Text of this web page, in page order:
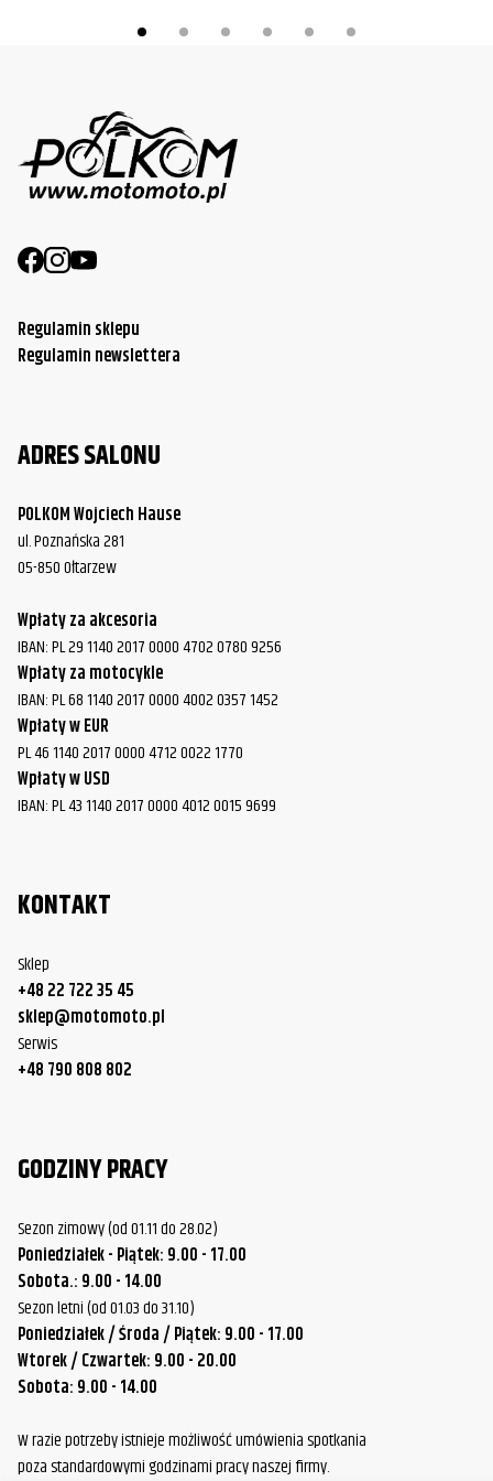
Regulamin sklepu
Regulamin newslettera
ADRES SALONU
POLKOM Wojciech Hause
ul. Poznańska 281
05-850 Ołtarzew
Wpłaty za akcesoria
IBAN: PL 29 1140 2017 0000 4702 0780 9256
Wpłaty za motocykle
IBAN: PL 68 1140 2017 0000 4002 0357 1452
Wpłaty w EUR
PL 46 1140 2017 0000 4712 0022 1770
Wpłaty w USD
IBAN: PL 43 1140 2017 0000 4012 0015 9699
KONTAKT
Sklep
+48 22 722 35 45
sklep@motomoto.pl
Serwis
+48 790 808 802
GODZINY PRACY
Sezon zimowy (od 01.11 do 28.02)
Poniedziałek - Piątek: 9.00 - 17.00
Sobota.: 9.00 - 14.00
Sezon letni (od 01.03 do 31.10)
Poniedziałek / Środa / Piątek: 9.00 - 17.00
Wtorek / Czwartek: 9.00 - 20.00
Sobota: 9.00 - 14.00
W razie potrzeby istnieje możliwość umówienia spotkania
poza standardowymi godzinami pracy naszej firmy.